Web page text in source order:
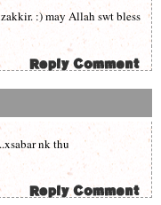
:) may Allah swt bless
nk thu